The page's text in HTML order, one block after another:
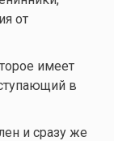
от
имеет
в
и сразу же